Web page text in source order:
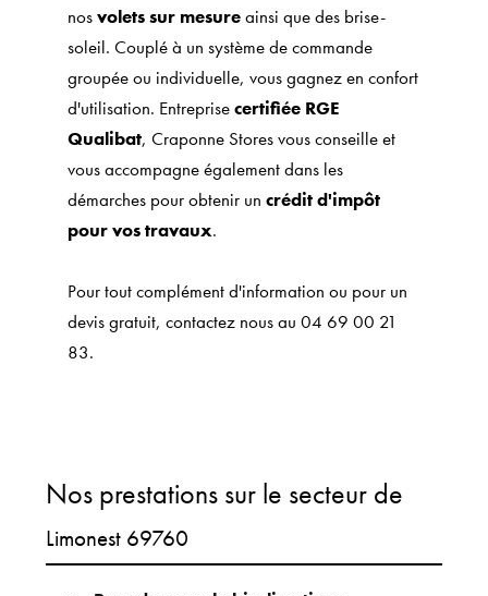
nosvolets sur mesureainsi que des brise-
soleil. Couplé à un système de commande
groupée ou individuelle, vous gagnez en confort
d'utilisation. Entreprisecertifiée RGE
Qualibat, Craponne Stores vous conseille et
vous accompagne également dans les
démarches pour obtenir uncrédit d'impôt
pour vos travaux.
Pour tout complément d'information ou pour un
devis gratuit, contactez nous au 04 69 00 21
83.
Nos prestations sur le secteur de
Limonest 69760